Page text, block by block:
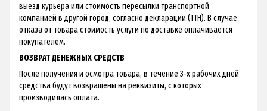
выезд курьера или стоимость пересылки транспортной
компанией в другой город, согласно декларации (ТТН). В случае
отказа от товара стоимость услуги по доставке оплачивается
покупателем.
ВОЗВРАТ ДЕНЕЖНЫХ СРЕДСТВ
После получения и осмотра товара, в течение 3-х рабочих дней
средства будут возвращены на реквизиты, с которых
производилась оплата.